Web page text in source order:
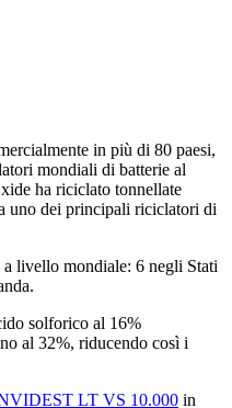
in più di 80 paesi,
mondiali di batterie al
ha riciclato tonnellate
uno dei principali riciclatori di
livello mondiale: 6 negli Stati
solforico al 16%
al 32%, riducendo così i
LT VS 10.000 in